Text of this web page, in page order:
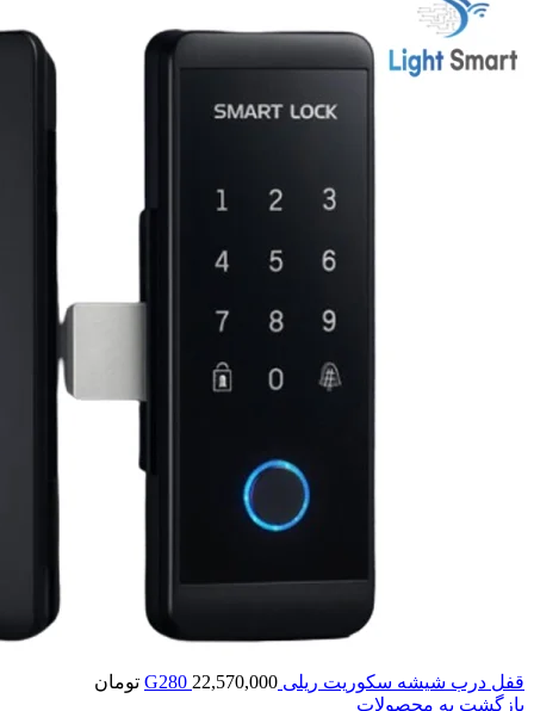
قفل درب شیشه سکوریت ریلی G280 22,570,000
تومان
بازگشت به محصولات